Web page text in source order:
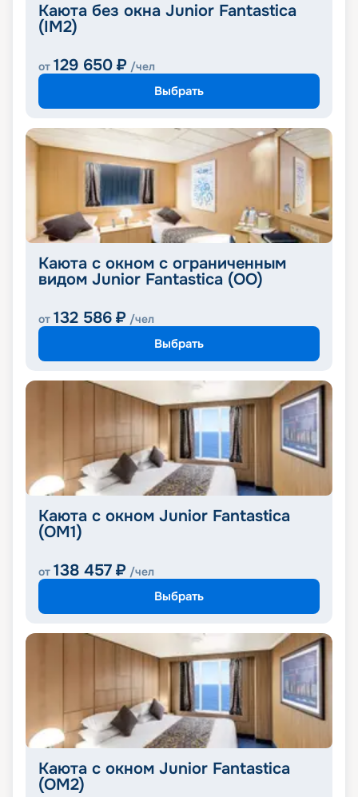
Каюта без окна Junior Fantastica
(IM2)
от 129 650 ₽ /чел
Выбрать
Каюта с окном с ограниченным
видом Junior Fantastica (OO)
от 132 586 ₽ /чел
Выбрать
Каюта с окном Junior Fantastica
(OM1)
от 138 457 ₽ /чел
Выбрать
Каюта с окном Junior Fantastica
(OM2)